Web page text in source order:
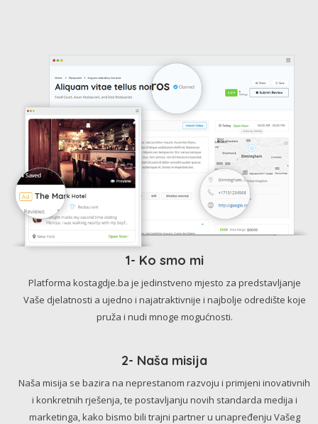
1- Ko smo mi
Platforma kostagdje.ba je jedinstveno mjesto za predstavljanje
Vaše djelatnosti a ujedno i najatraktivnije i najbolje odredište koje
pruža i nudi mnoge mogućnosti.
2- Naša misija
Naša misija se bazira na neprestanom razvoju i primjeni inovativnih
i konkretnih rješenja, te postavljanju novih standarda medija i
marketinga, kako bismo bili trajni partner u unapređenju Vašeg